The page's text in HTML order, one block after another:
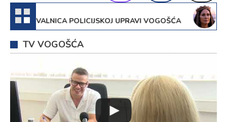
ZAHVALNICA POLICIJSKOJ UPRAVI VOGOŠĆA
7.
FILM
TV VOGOŠĆA